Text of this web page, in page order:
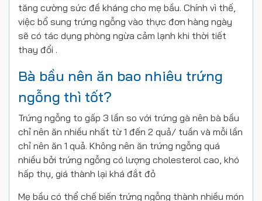
tăng cường sức đề kháng cho mẹ bầu. Chính vì thế,
việc bổ sung trứng ngỗng vào thực đơn hàng ngày
sẽ có tác dụng phòng ngừa cảm lạnh khi thời tiết
thay đổi .
Bà bầu nên ăn bao nhiêu trứng
ngỗng thì tốt?
Trứng ngỗng to gấp 3 lần so với trứng gà nên bà bầu
chỉ nên ăn nhiều nhất từ 1 đến 2 quả/ tuần và mỗi lần
chỉ nên ăn 1 quả. Không nên ăn trứng ngỗng quá
nhiều bởi trứng ngỗng có lượng cholesterol cao, khó
hấp thụ, giá thành lại khá đắt đỏ
Mẹ bầu có thể chế biến trứng ngỗng thành nhiều món